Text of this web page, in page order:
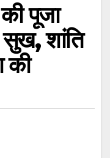
पूजा
सुख, शांति
की